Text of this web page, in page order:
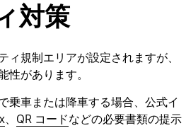
対策
ィ規制エリアが設定されますが、
性があります。
乗車または降車する場合、公式イ
QR コードなどの必要書類の提示